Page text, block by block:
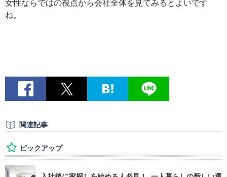
女性ならではの視点から会社全体を見てみるとよいです
ね。
関連記事
ピックアップ